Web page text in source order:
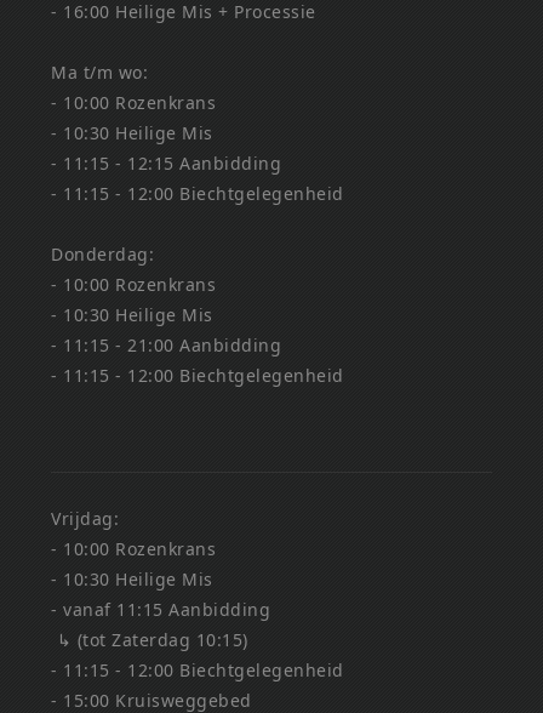
- 16:00 Heilige Mis + Processie
Ma t/m wo:
- 10:00 Rozenkrans
- 10:30 Heilige Mis
- 11:15 - 12:15 Aanbidding
- 11:15 - 12:00 Biechtgelegenheid
Donderdag:
- 10:00 Rozenkrans
- 10:30 Heilige Mis
- 11:15 - 21:00 Aanbidding
- 11:15 - 12:00 Biechtgelegenheid
Vrijdag:
- 10:00 Rozenkrans
- 10:30 Heilige Mis
- vanaf 11:15 Aanbidding
↳ (tot Zaterdag 10:15)
- 11:15 - 12:00 Biechtgelegenheid
- 15:00 Kruisweggebed